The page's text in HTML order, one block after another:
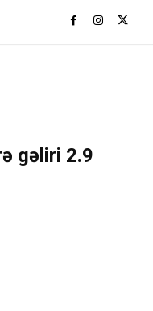
gəliri 2.9